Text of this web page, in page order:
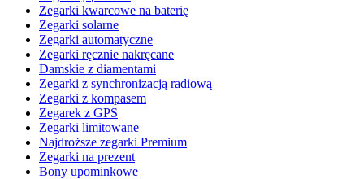
Zegarki kwarcowe na baterię
Zegarki solarne
Zegarki automatyczne
Zegarki ręcznie nakręcane
Damskie z diamentami
Zegarki z synchronizacją radiową
Zegarki z kompasem
Zegarek z GPS
Zegarki limitowane
Najdroższe zegarki Premium
Zegarki na prezent
Bony upominkowe